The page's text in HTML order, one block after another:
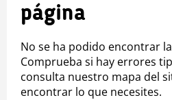
página
No se ha podido encontrar
Comprueba si hay errores
consulta nuestro mapa del
encontrar lo que necesites.